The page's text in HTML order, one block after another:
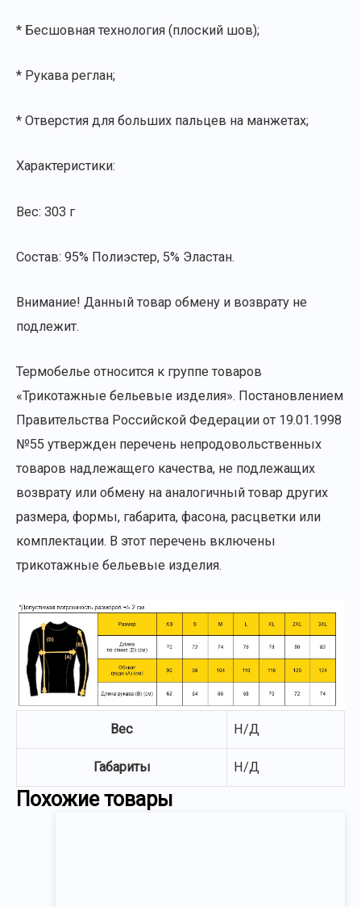
* Бесшовная технология (плоский шов);
* Рукава реглан;
* Отверстия для больших пальцев на манжетах;
Характеристики:
Вес: 303 г
Состав: 95% Полиэстер, 5% Эластан.
Внимание! Данный товар обмену и возврату не
подлежит.
Термобелье относится к группе товаров
«Трикотажные бельевые изделия». Постановлением
Правительства Российской Федерации от 19.01.1998
№55 утвержден перечень непродовольственных
товаров надлежащего качества, не подлежащих
возврату или обмену на аналогичный товар других
размера, формы, габарита, фасона, расцветки или
комплектации. В этот перечень включены
трикотажные бельевые изделия.
Вес Н/Д
Габариты Н/Д
Похожие товары